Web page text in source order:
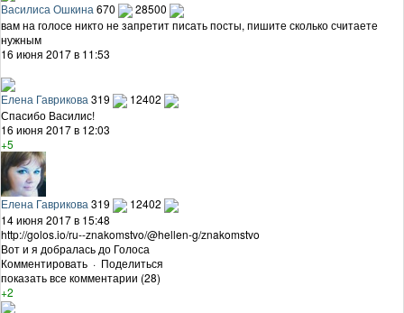
Василиса Ошкина 670
28500
вам на голосе никто не запретит писать посты, пишите сколько считаете
нужным
16 июня 2017 в 11:53
Елена Гаврикова 319
12402
Спасибо Василис!
16 июня 2017 в 12:03
+5
Елена Гаврикова 319
12402
14 июня 2017 в 15:48
http://golos.io/ru--znakomstvo/@hellen-g/znakomstvo
Вот и я добралась до Голоса
Комментировать · Поделиться
показать все комментарии (28)
+2